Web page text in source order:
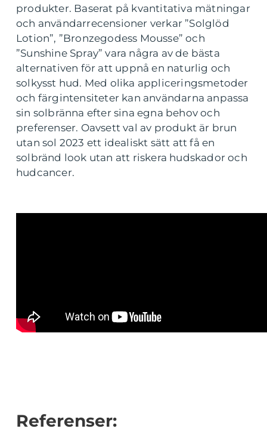
produkter. Baserat på kvantitativa mätningar
och användarrecensioner verkar ”Solglöd
Lotion”, ”Bronzegodess Mousse” och
”Sunshine Spray” vara några av de bästa
alternativen för att uppnå en naturlig och
solkysst hud. Med olika appliceringsmetoder
och färgintensiteter kan användarna anpassa
sin solbränna efter sina egna behov och
preferenser. Oavsett val av produkt är brun
utan sol 2023 ett idealiskt sätt att få en
solbränd look utan att riskera hudskador och
hudcancer.
Referenser: